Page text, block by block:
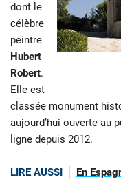
dont le
célèbre
peintre
Hubert
Robert.
Elle est
classée monument
aujourd’hui ouverte au
ligne depuis 2012.
LIRE AUSSI
En